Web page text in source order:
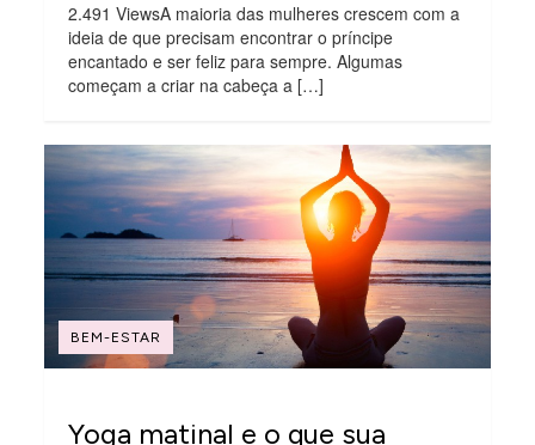
2.491 ViewsA maioria das mulheres crescem com a
ideia de que precisam encontrar o príncipe
encantado e ser feliz para sempre. Algumas
começam a criar na cabeça a […]
BEM-ESTAR
Yoga matinal e o que sua